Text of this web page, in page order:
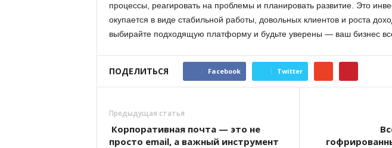
процессы, реагировать на проблемы и планировать развитие. Это
окупается в виде стабильной работы, довольных клиентов и роста
выбирайте подходящую платформу и будьте уверены — ваш бизнес
ПОДЕЛИТЬСЯ Facebook Twitter
Предыдущая статья
Корпоративная почта — это не
просто email, а важный инструмент